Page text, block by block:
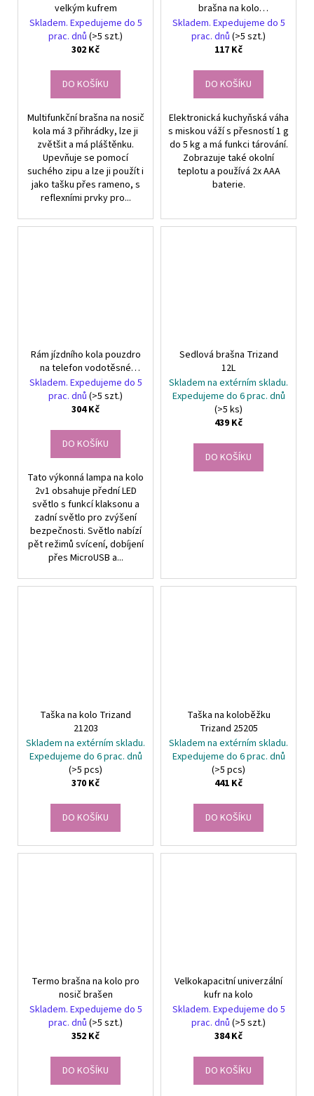
velkým kufrem
Skladem. Expedujeme do 5
prac. dnů (>5 szt.)
302 Kč
DO KOŠÍKU
Multifunkční brašna na nosič
kola má 3 přihrádky, lze ji
zvětšit a má pláštěnku.
Upevňuje se pomocí
suchého zipu a lze ji použít i
jako tašku přes rameno, s
reflexními prvky pro...
brašna na kolo
podsedlová brašna
Skladem. Expedujeme do 5
prac. dnů (>5 szt.)
117 Kč
DO KOŠÍKU
Elektronická kuchyňská váha
s miskou váží s přesností 1 g
do 5 kg a má funkci tárování.
Zobrazuje také okolní
teplotu a používá 2x AAA
baterie.
Rám jízdního kola pouzdro
na telefon vodotěsné
jízdní kolo
Skladem. Expedujeme do 5
prac. dnů (>5 szt.)
304 Kč
DO KOŠÍKU
Tato výkonná lampa na kolo
2v1 obsahuje přední LED
světlo s funkcí klaksonu a
zadní světlo pro zvýšení
bezpečnosti. Světlo nabízí
pět režimů svícení, dobíjení
přes MicroUSB a...
Sedlová brašna Trizand
12L
Skladem na extérním skladu.
Expedujeme do 6 prac. dnů
(>5 ks)
439 Kč
DO KOŠÍKU
Taška na kolo Trizand
21203
Skladem na extérním skladu.
Expedujeme do 6 prac. dnů
(>5 pcs)
370 Kč
DO KOŠÍKU
Taška na koloběžku
Trizand 25205
Skladem na extérním skladu.
Expedujeme do 6 prac. dnů
(>5 pcs)
441 Kč
DO KOŠÍKU
Termo brašna na kolo pro
nosič brašen
Skladem. Expedujeme do 5
prac. dnů (>5 szt.)
352 Kč
DO KOŠÍKU
Velkokapacitní univerzální
kufr na kolo
Skladem. Expedujeme do 5
prac. dnů (>5 szt.)
384 Kč
DO KOŠÍKU